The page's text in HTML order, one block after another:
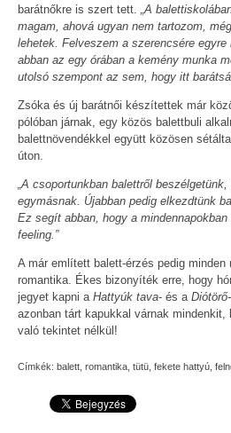
barátnőkre is szert tett. „A
magam, ahová ugyan nem tartozom,
lehetek. Felveszem a szerencsére
abban az egy órában a kemény munka
utolsó szempont az sem, hogy itt
Zsóka és új barátnői készítettek már
pólóban járnak, egy közös balettbuli
balettnövendékkel együtt közösen
úton.
„A csoportunkban balettről
egymásnak. Újabban pedig elkezdtünk
Ez segít abban, hogy a
feeling.”
A már említett balett-érzés pedig
romantika. Ékes bizonyíték erre, hogy
jegyet kapni a Hattyúk tava- és a Diótörő-
azonban tárt kapukkal várnak
való tekintet nélkül!
Címkék: balett romantika tütü fekete hattyú